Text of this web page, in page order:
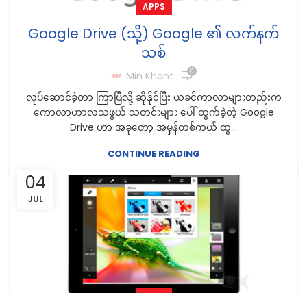
APPS
Google Drive (သို့) Google ၏ လက်နက်
သစ်
Min Khant 0
လုပ်ဆောင်ခဲ့တာ ကြာပြီလို့ ဆိုနိုင်ပြီး ယခင်ကာလာများတည်းက
ကောလာဟာလသဖွယ် သတင်းများ ပေါ် ထွက်ခဲ့တဲ့ Google
Drive ဟာ အခုတော့ အမှန်တစ်ကယ် ထွ...
CONTINUE READING
04
JUL